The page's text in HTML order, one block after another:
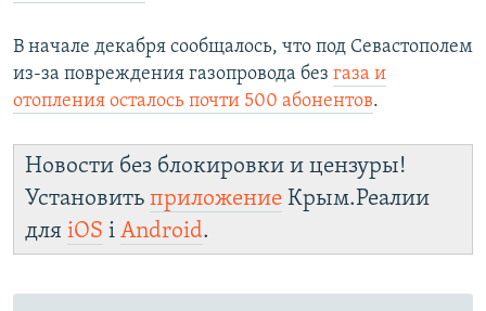
В начале декабря сообщалось, что под Севастополем
из-за повреждения газопровода без газа и
отопления осталось почти 500 абонентов.
Новости без блокировки и цензуры!
Установить приложение Крым.Реалии
для iOS і Android.